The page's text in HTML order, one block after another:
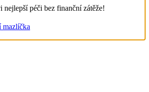
nejlepší péči bez finanční zátěže!
mazlíčka